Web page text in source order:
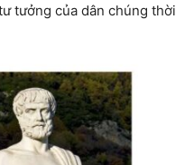
tưởng của dân chúng thời